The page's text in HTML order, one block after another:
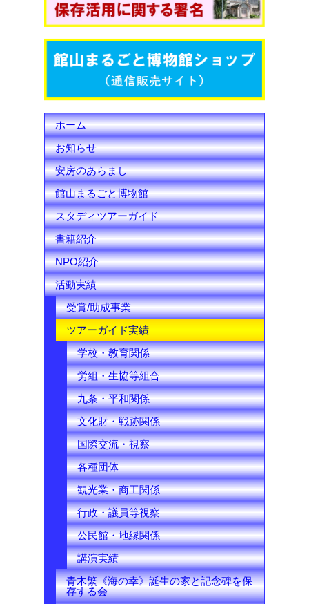
o
o
e
r
b
e
C
h
a
n
n
e
l
ホーム
お知らせ
安房のあらまし
館山まるごと博物館
スタディツアーガイド
書籍紹介
NPO紹介
活動実績
受賞/助成事業
ツアーガイド実績
学校・教育関係
労組・生協等組合
九条・平和関係
文化財・戦跡関係
国際交流・視察
各種団体
観光業・商工関係
行政・議員等視察
公民館・地縁関係
講演実績
青木繁《海の幸》誕生の家と記念碑を保
存する会